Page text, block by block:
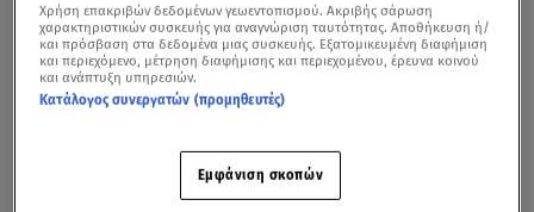
Χρήση επακριβών δεδομένων γεωεντοπισμού. Ακριβής σάρωση
χαρακτηριστικών συσκευής για αναγνώριση ταυτότητας. Αποθήκευση ή/
και πρόσβαση στα δεδομένα μιας συσκευής. Εξατομικευμένη διαφήμιση
και περιεχόμενο, μέτρηση διαφήμισης και περιεχομένου, έρευνα κοινού
και ανάπτυξη υπηρεσιών.
Κατάλογος συνεργατών (προμηθευτές)
Εμφάνιση σκοπών